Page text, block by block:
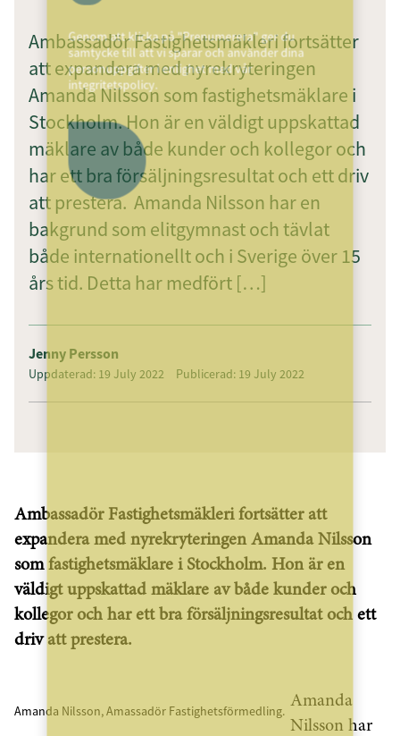
Ambassadör Fastighetsmäkleri fortsätter
att expandera med nyrekryteringen
Amanda Nilsson som fastighetsmäklare i
Stockholm. Hon är en väldigt uppskattad
mäklare av både kunder och kollegor och
har ett bra försäljningsresultat och ett driv
att prestera. Amanda Nilsson har en
bakgrund som elitgymnast och tävlat
både internationellt och i Sverige över 15
års tid. Detta har medfört […]
Jenny Persson
Uppdaterad: 19 July 2022 Publicerad: 19 July 2022
Ambassadör Fastighetsmäkleri fortsätter att
expandera med nyrekryteringen Amanda Nilsson
som fastighetsmäklare i Stockholm. Hon är en
väldigt uppskattad mäklare av både kunder och
kollegor och har ett bra försäljningsresultat och ett
driv att prestera.
Amanda Nilsson, Amassadör Fastighetsförmedling.
Amanda
Nilsson har
Genom att klicka på "Prenumerera" ger du
samtycke till att vi sparar och använder dina
personuppgifter i enlighet med vår
integritetspolicy.